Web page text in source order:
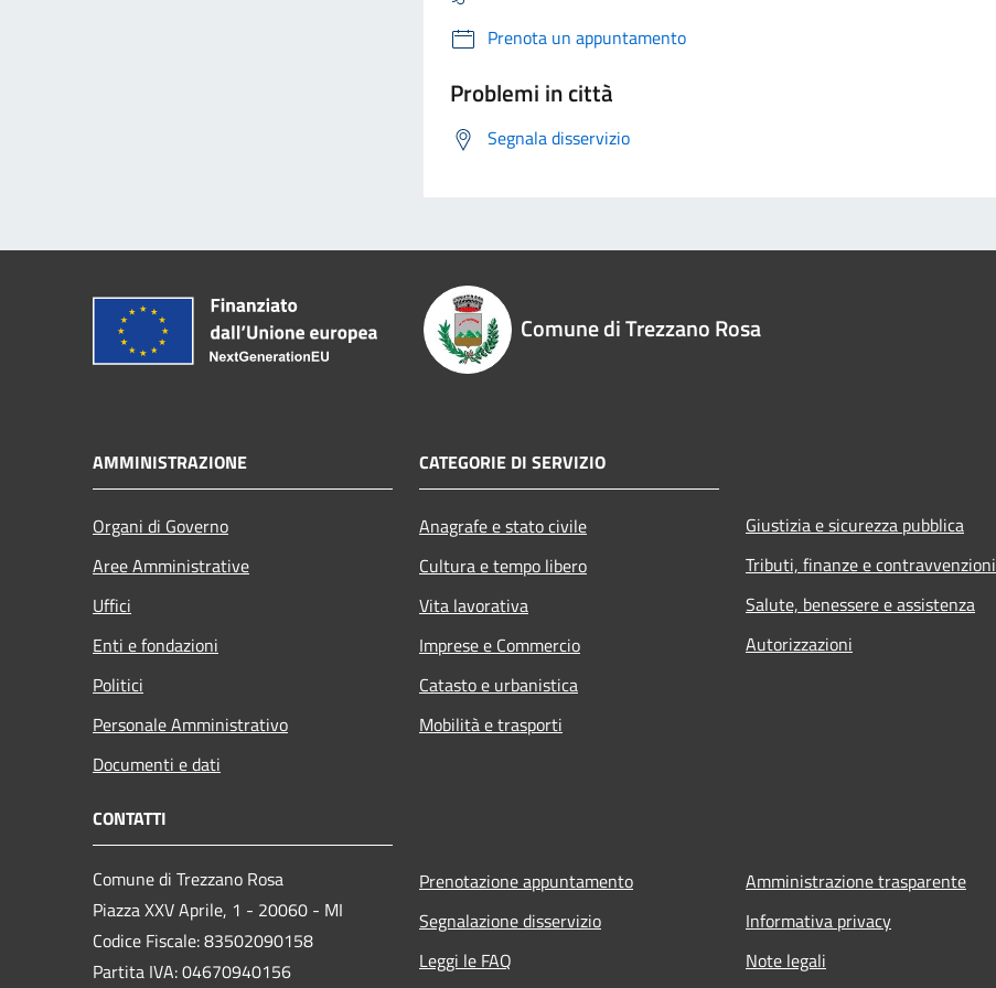
Prenota un appuntamento
Problemi in città
Segnala disservizio
Comune di Trezzano Rosa
AMMINISTRAZIONE
Organi di Governo
Aree Amministrative
Uffici
Enti e fondazioni
Politici
Personale Amministrativo
Documenti e dati
CATEGORIE DI SERVIZIO
Anagrafe e stato civile
Cultura e tempo libero
Vita lavorativa
Imprese e Commercio
Catasto e urbanistica
Mobilità e trasporti
Giustizia e sicurezza pubblica
Tributi, finanze e contravvenzioni
Salute, benessere e assistenza
Autorizzazioni
CONTATTI
Comune di Trezzano Rosa
Piazza XXV Aprile, 1 - 20060 - MI
Codice Fiscale: 83502090158
Partita IVA: 04670940156
Prenotazione appuntamento
Segnalazione disservizio
Leggi le FAQ
Amministrazione trasparente
Informativa privacy
Note legali